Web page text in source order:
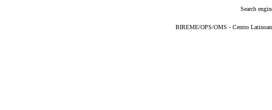
Search
BIREME/OPS/OMS - Centro